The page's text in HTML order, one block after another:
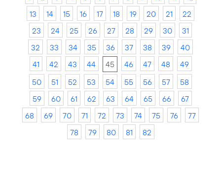
13
14 15 16 17 18 19 20 21
22
23
24 25 26 27 28 29 30
31
32
33 34 35 36 37 38 39
40
41
42 43 44 45 46 47 48
49
50
51 52 53 54 55 56 57
58
59
60 61 62 63 64 65 66
67
68
69 70 71 72 73 74 75 76
77
78
79 80 81 82